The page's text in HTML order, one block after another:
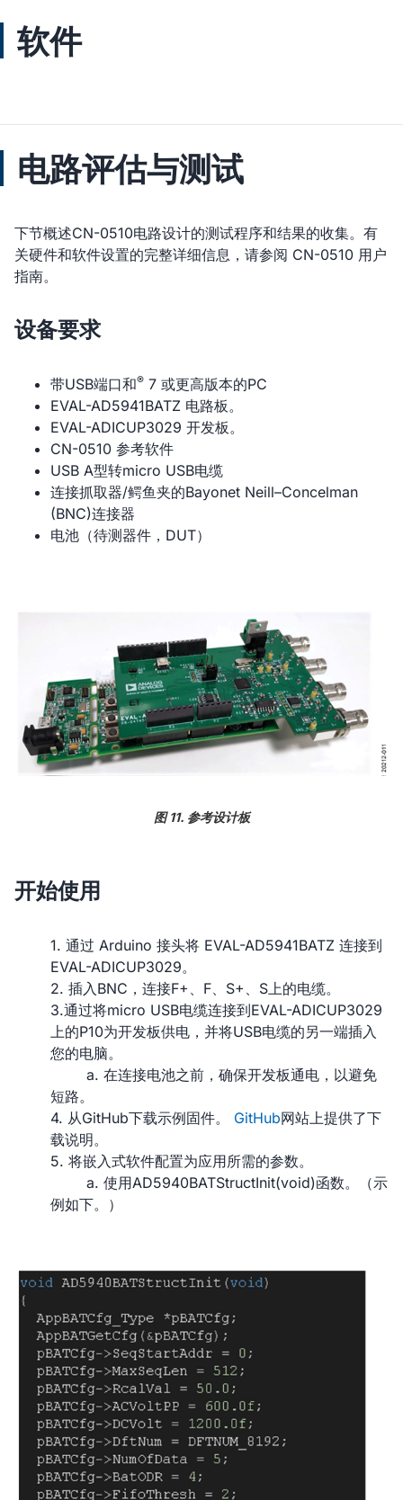
软件
电路评估与测试
下节概述CN-0510电路设计的测试程序和结果的收集。有
关硬件和软件设置的完整详细信息，请参阅 CN-0510 用户
指南。
设备要求
带USB端口和® 7 或更高版本的PC
EVAL-AD5941BATZ 电路板。
EVAL-ADICUP3029 开发板。
CN-0510 参考软件
USB A型转micro USB电缆
连接抓取器/鳄鱼夹的Bayonet Neill–Concelman
(BNC)连接器
电池（待测器件，DUT）
图 11. 参考设计板
开始使用
1. 通过 Arduino 接头将 EVAL-AD5941BATZ 连接到
EVAL-ADICUP3029。
2. 插入BNC，连接F+、F、S+、S上的电缆。
3.通过将micro USB电缆连接到EVAL-ADICUP3029
上的P10为开发板供电，并将USB电缆的另一端插入
您的电脑。
a. 在连接电池之前，确保开发板通电，以避免
短路。
4. 从GitHub下载示例固件。 GitHub网站上提供了下
载说明。
5. 将嵌入式软件配置为应用所需的参数。
a. 使用AD5940BATStructInit(void)函数。（示
例如下。）